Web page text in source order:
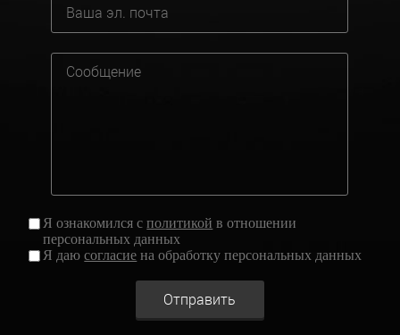
Я ознакомился сполитикой в отношении
персональных данных
Я даюсогласие на обработку персональных данных
Отправить